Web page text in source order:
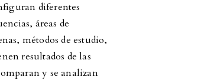
diferentes
áreas de
métodos de estudio,
resultados de las
y se analizan